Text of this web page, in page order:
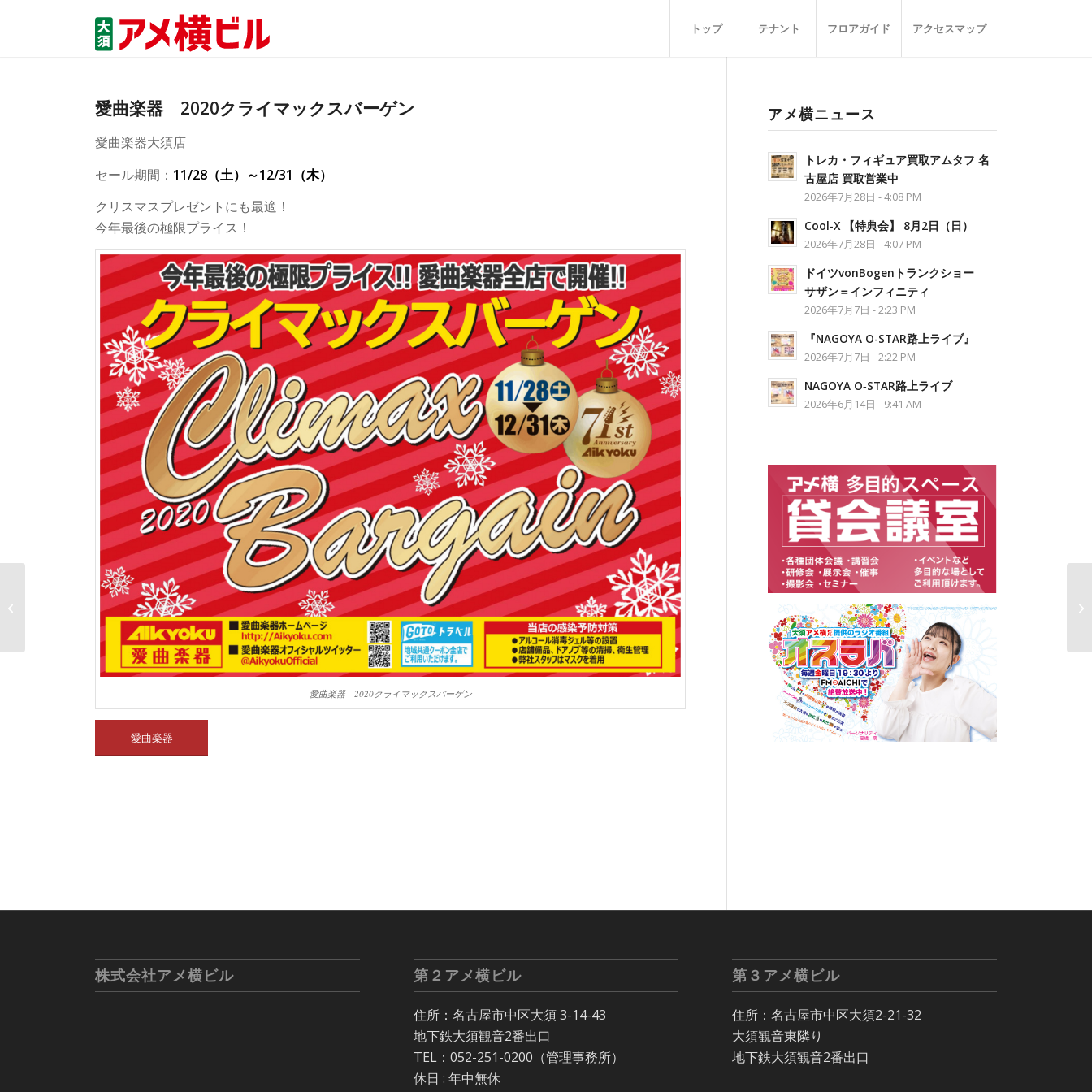
トップ テナント フロアガイド アクセスマップ
愛曲楽器 2020クライマックスバーゲン
愛曲楽器大須店
セール期間： 11/28（土）～12/31（木）
クリスマスプレゼントにも最適！
今年最後の極限プライス！
愛曲楽器 2020クライマックスバーゲン
愛曲楽器
アメ横ニュース
トレカ・フィギュア買取アムタフ 名
古屋店 買取営業中
2026年7月28日 - 4:08 PM
Cool-X 【特典会】 8月2日（日）
2026年7月28日 - 4:07 PM
ドイツvonBogenトランクショー
サザン＝インフィニティ
2026年7月7日 - 2:23 PM
『NAGOYA O-STAR路上ライブ』
2026年7月7日 - 2:22 PM
NAGOYA O‐STAR路上ライブ
2026年6月14日 - 9:41 AM
株式会社アメ横ビル 第２アメ横ビル
住所：名古屋市中区大須 3-14-43
地下鉄大須観音2番出口
TEL：052-251-0200（管理事務所）
休日 : 年中無休
第３アメ横ビル
住所：名古屋市中区大須2-21-32
大須観音東隣り
地下鉄大須観音2番出口
ツクモ名古屋1F号店 モ
ニターコーナー